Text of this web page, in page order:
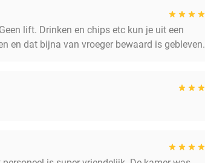
lift. Drinken en chips etc kun je uit een
en dat bijna van vroeger bewaard is gebleven.